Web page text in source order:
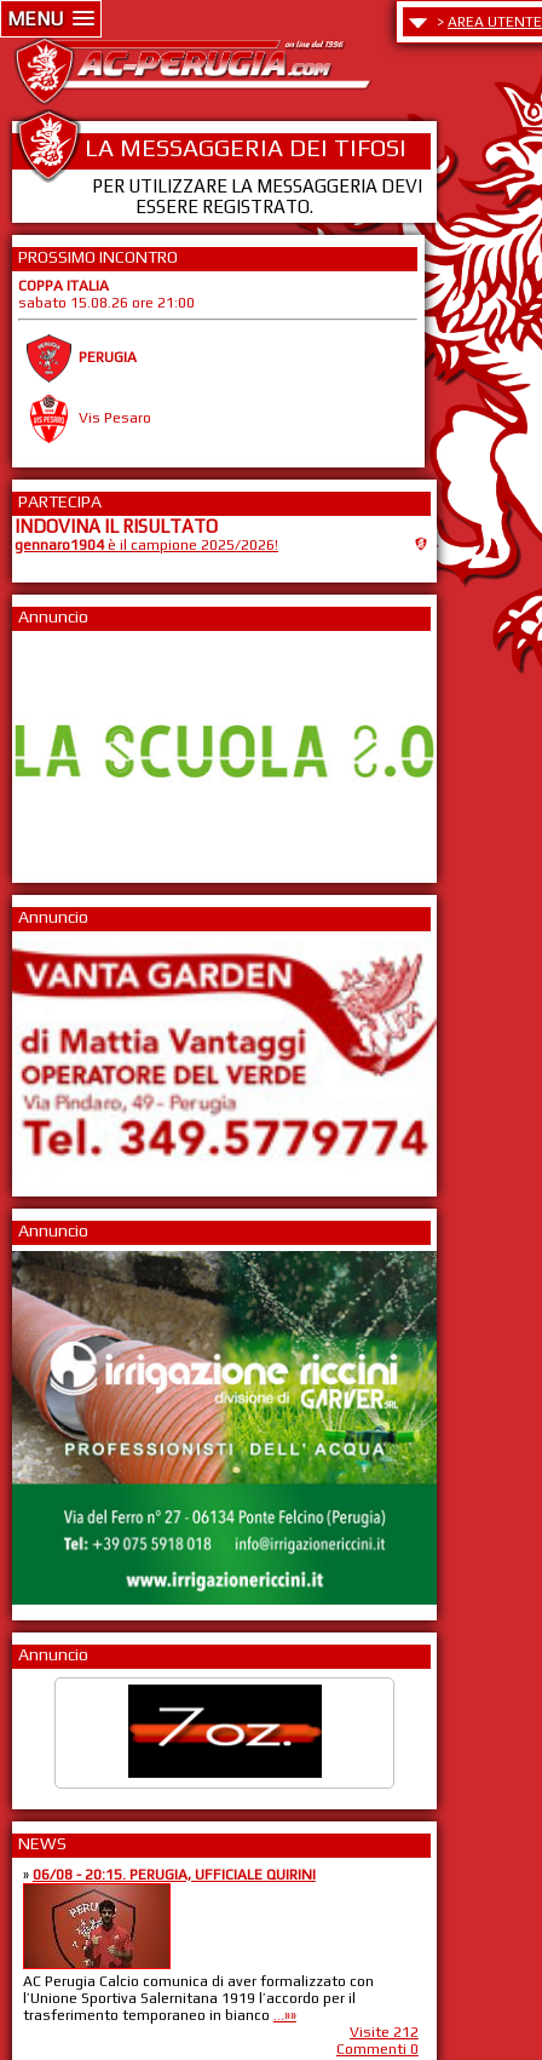
MENU > AREA UTENTE
LA MESSAGGERIA DEI TIFOSI
PER UTILIZZARE LA MESSAGGERIA DEVI
ESSERE REGISTRATO.
PROSSIMO INCONTRO
COPPA ITALIA
sabato 15.08.26 ore 21:00
PERUGIA
Vis Pesaro
PARTECIPA
INDOVINA IL RISULTATO
gennaro1904è il campione 2025/2026!
Annuncio
Annuncio
Annuncio
Annuncio
NEWS
» 06/08 - 20:15. PERUGIA, UFFICIALE QUIRINI
AC Perugia Calcio comunica di aver formalizzato con
l’Unione Sportiva Salernitana 1919 l’accordo per il
trasferimento temporaneo in bianco ...»»
Visite 212
Commenti 0